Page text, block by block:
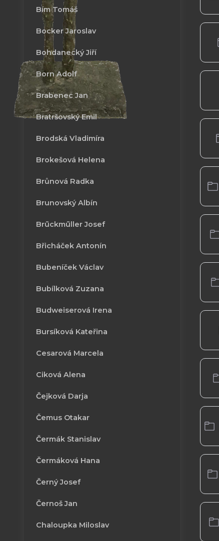
Bím Tomáš
Bocker Jaroslav
Bohdanecký Jiří
Born Adolf
Brabenec Jan
Bratršovský Emil
Brodská Vladimíra
Brokešová Helena
Brůnová Radka
Brunovský Albín
Brūckmūller Josef
Břicháček Antonín
Bubeníček Václav
Bubílková Zuzana
Budweiserová Irena
Bursíková Kateřina
Cesarová Marcela
Ciková Alena
Čejková Darja
Čemus Otakar
Čermák Stanislav
Čermáková Hana
Černý Josef
Černoš Jan
Chaloupka Miloslav